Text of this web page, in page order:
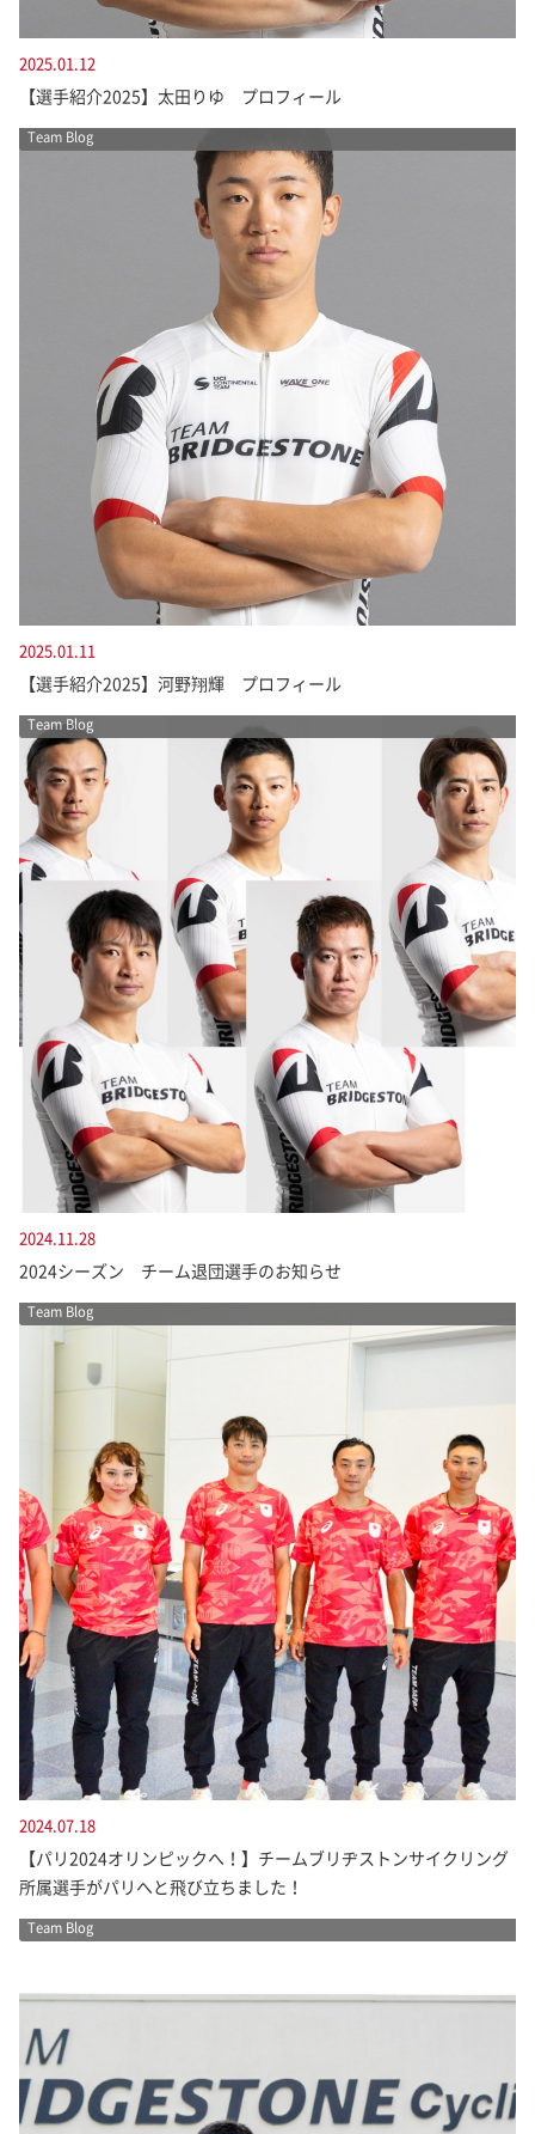
2025.01.12
【選手紹介2025】太田りゆ プロフィール
Team Blog
2025.01.11
【選手紹介2025】河野翔輝 プロフィール
Team Blog
2024.11.28
2024シーズン チーム退団選手のお知らせ
Team Blog
2024.07.18
【パリ2024オリンピックへ！】チームブリヂストンサイクリング
所属選手がパリへと飛び立ちました！
Team Blog